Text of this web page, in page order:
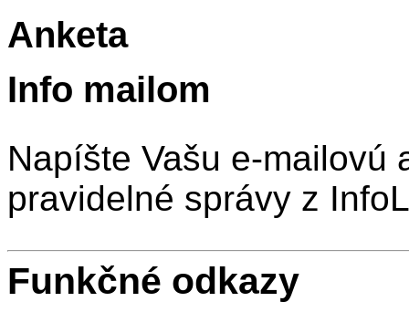
Anketa
Info mailom
Napíšte Vašu e-mailovú
pravidelné správy z
Funkčné odkazy